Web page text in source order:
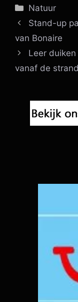
Categorieën
Natuur
Stand-up
van Bonaire
Leer
vanaf de